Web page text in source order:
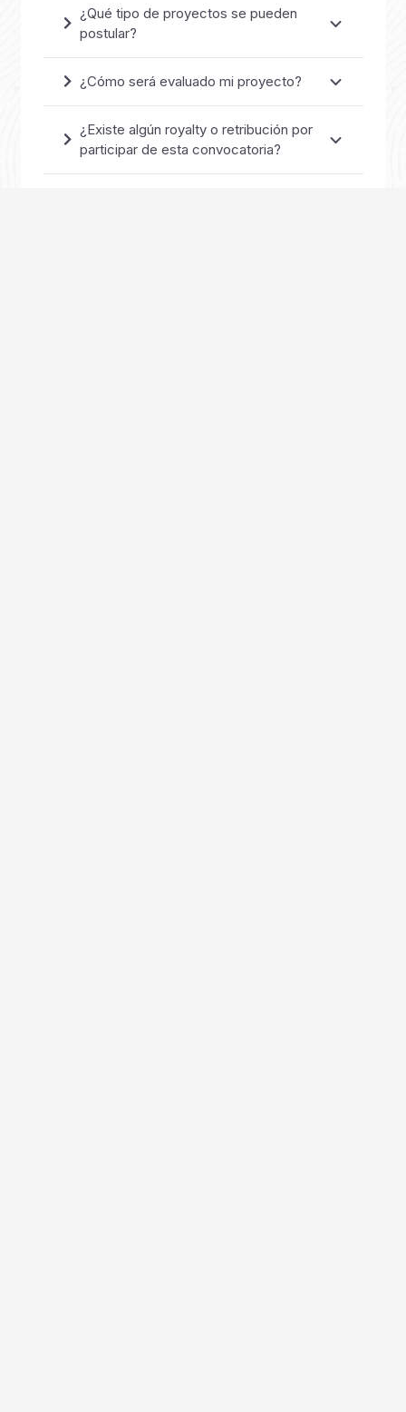
¿Qué tipo de proyectos se pueden
postular?
¿Cómo será evaluado mi proyecto?
¿Existe algún royalty o retribución por
participar de esta convocatoria?